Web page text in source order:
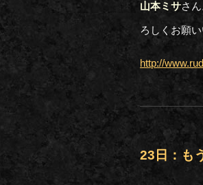
山本ミサさ
ろしくお願
http://
23日：も